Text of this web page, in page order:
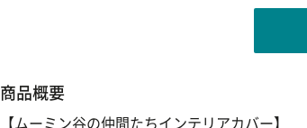
商品概要
【ムーミン谷の仲間たちインテリアカバー】